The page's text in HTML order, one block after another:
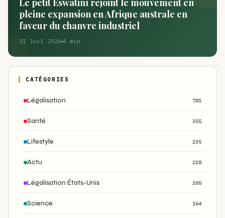
Le petit Éswatiní rejoint le mouvement en
pleine expansion en Afrique australe en
faveur du chanvre industriel
31 Juil 2026 4 min
CATÉGORIES
Légalisation 781
Santé 355
Lifestyle 235
Actu 228
Légalisation États-Unis 205
Science 164